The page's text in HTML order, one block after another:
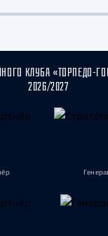
КЛУБА «ТОРПЕДО-
2026/2027